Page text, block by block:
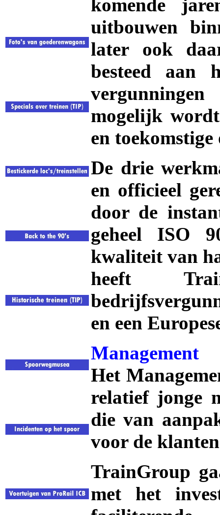
komende
uitbouwen
later ook
besteed aan
mogelijk wordt
en
De drie
en officieel
door de
geheel ISO
kwaliteit van
heeft
en een
Management
Het
relatief jonge
die van
voor de
TrainGroup
met het